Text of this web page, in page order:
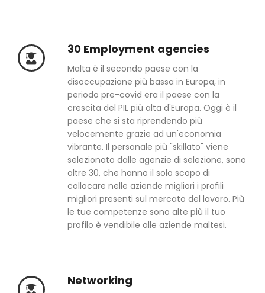
30 Employment agencies
Malta è il secondo paese con la
disoccupazione più bassa in Europa, in
periodo pre-covid era il paese con la
crescita del PIL più alta d'Europa. Oggi è il
paese che si sta riprendendo più
velocemente grazie ad un'economia
vibrante. Il personale più "skillato" viene
selezionato dalle agenzie di selezione, sono
oltre 30, che hanno il solo scopo di
collocare nelle aziende migliori i profili
migliori presenti sul mercato del lavoro. Più
le tue competenze sono alte più il tuo
profilo è vendibile alle aziende maltesi.
Networking